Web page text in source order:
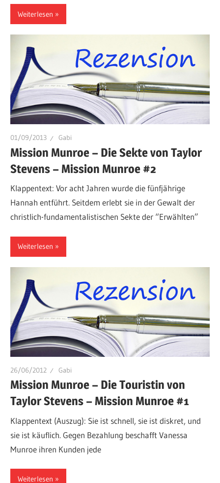
Weiterlesen
01/09/2013 Gabi
Mission Munroe – Die Sekte von Taylor
Stevens – Mission Munroe #2
Klappentext: Vor acht Jahren wurde die fünfjährige
Hannah entführt. Seitdem erlebt sie in der Gewalt der
christlich-fundamentalistischen Sekte der “Erwählten”
Weiterlesen
26/06/2012 Gabi
Mission Munroe – Die Touristin von
Taylor Stevens – Mission Munroe #1
Klappentext (Auszug): Sie ist schnell, sie ist diskret, und
sie ist käuflich. Gegen Bezahlung beschafft Vanessa
Munroe ihren Kunden jede
Weiterlesen